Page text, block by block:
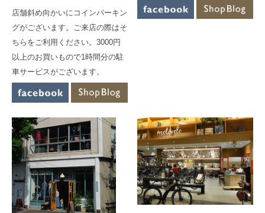
店舗斜め向かいにコインパーキン
グがございます。ご来店の際はそ
ちらをご利用ください。3000円
以上のお買いもので1時間分の駐
車サービスがございます。